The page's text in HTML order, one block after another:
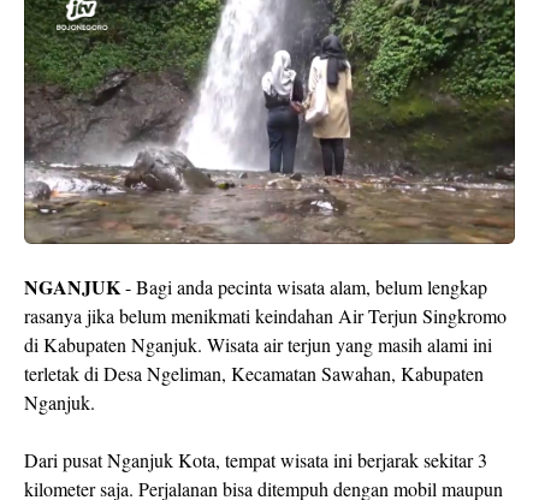
NGANJUK- Bagi anda pecinta wisata alam, belum lengkap
rasanya jika belum menikmati keindahan Air Terjun Singkromo
di Kabupaten Nganjuk. Wisata air terjun yang masih alami ini
terletak di Desa Ngeliman, Kecamatan Sawahan, Kabupaten
Nganjuk.
Dari pusat Nganjuk Kota, tempat wisata ini berjarak sekitar 3
kilometer saja. Perjalanan bisa ditempuh dengan mobil maupun